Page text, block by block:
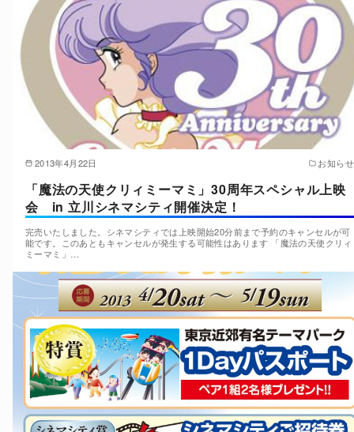
2013年4月22日 お知らせ
「魔法の天使クリィミーマミ」30周年スペシャル上映
会 in 立川シネマシティ開催決定！
完売いたしました。シネマシティでは上映開始20分前まで予約のキャンセルが可
能です。このあともキャンセルが発生する可能性はあります 「魔法の天使クリィ
ミーマミ」…